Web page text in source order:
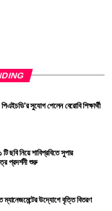
সুযোগ পেলেন বেরোবি শিক্ষার্থী
ছবি নিয়ে শাবিপ্রবিতে সুপার
প্রদর্শনী শুরু
ম্যানেজমেন্টের উদ্যোগে বৃত্তি বিতরণ